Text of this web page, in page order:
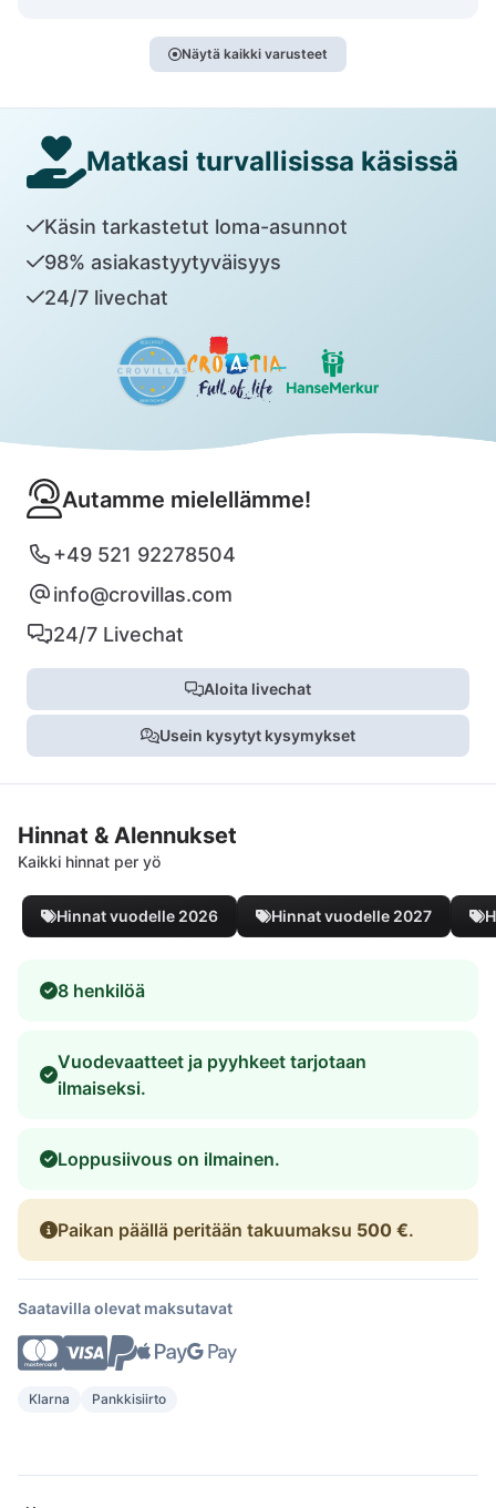
Näytä kaikki varusteet
Matkasi turvallisissa käsissä
Käsin tarkastetut loma-asunnot
98% asiakastyytyväisyys
24/7 livechat
Autamme mielellämme!
+49 521 92278504
info@crovillas.com
24/7 Livechat
Aloita livechat
Usein kysytyt kysymykset
Hinnat & Alennukset
Kaikki hinnat per yö
Hinnat vuodelle 2026 Hinnat vuodelle 2027
8 henkilöä
Vuodevaatteet ja pyyhkeet tarjotaan
ilmaiseksi.
Loppusiivous on ilmainen.
Paikan päällä peritään takuumaksu 500 €.
Saatavilla olevat maksutavat
Klarna Pankkisiirto